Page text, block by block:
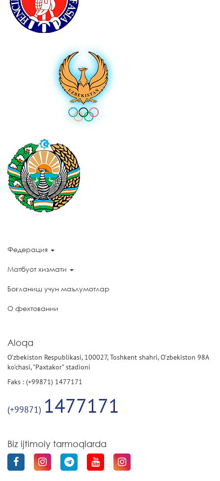
Федерация
Матбуот хизмати
Боғланиш учун маълумотлар
О фехтовании
Aloqa
O'zbekiston Respublikasi, 100027, Toshkent shahri, O'zbekiston 98A
ko'chasi, "Paxtakor" stadioni
Faks : (+99871) 1477171
(+99871) 1477171
Biz ijtimoiy tarmoqlarda